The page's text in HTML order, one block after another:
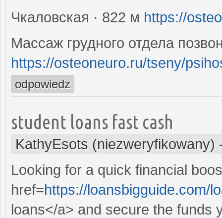
Чкаловская · 822 м https://
Массаж грудного отдела
https://osteoneuro.ru/tseny/
odpowiedz
student loans fast cash
KathyEsots (niezweryfikowany)
Looking for a quick financial
href=https://loansbigguide.com/
loans</a> and secure the funds